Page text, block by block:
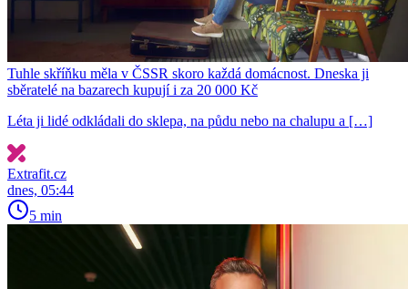
Tuhle skříňku měla v ČSSR skoro každá domácnost. Dneska ji
sběratelé na bazarech kupují i za 20 000 Kč
Léta ji lidé odkládali do sklepa, na půdu nebo na chalupu a […]
Extrafit.cz
dnes, 05:44
5 min